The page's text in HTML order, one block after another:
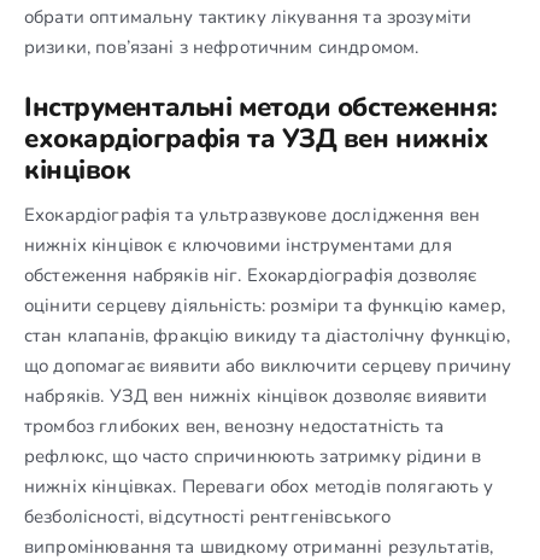
обрати оптимальну тактику лікування та зрозуміти
ризики, пов’язані з нефротичним синдромом.
Інструментальні методи обстеження:
ехокардіографія та УЗД вен нижніх
кінцівок
Ехокардіографія та ультразвукове дослідження вен
нижніх кінцівок є ключовими інструментами для
обстеження набряків ніг. Ехокардіографія дозволяє
оцінити серцеву діяльність: розміри та функцію камер,
стан клапанів, фракцію викиду та діастолічну функцію,
що допомагає виявити або виключити серцеву причину
набряків. УЗД вен нижніх кінцівок дозволяє виявити
тромбоз глибоких вен, венозну недостатність та
рефлюкс, що часто спричинюють затримку рідини в
нижніх кінцівках. Переваги обох методів полягають у
безболісності, відсутності рентгенівського
випромінювання та швидкому отриманні результатів,